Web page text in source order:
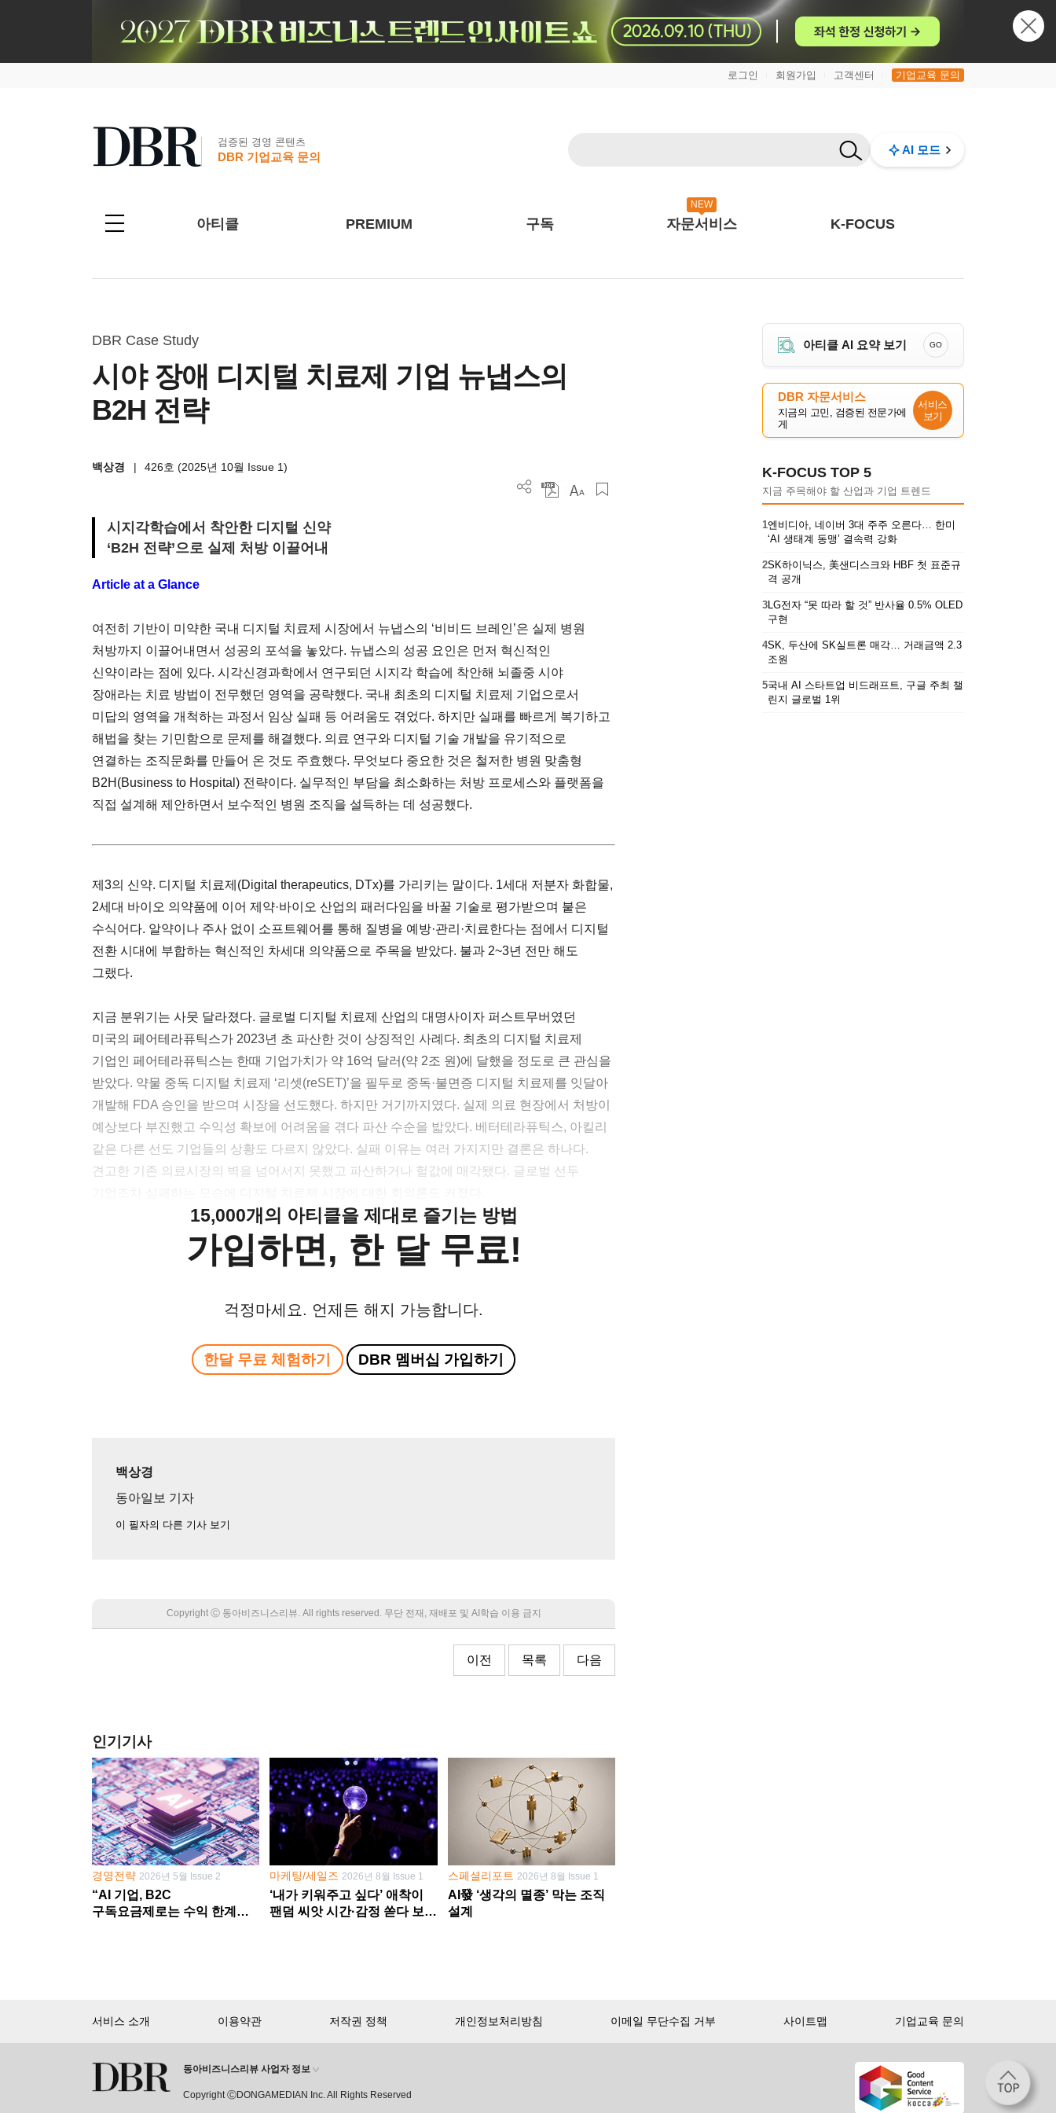
로그인 회원가입 고객센터 기업교육 문의
검증된 경영 콘텐츠
DBR 기업교육 문의
AI 모드
아티클 PREMIUM 구독
NEW
자문서비스 K-FOCUS
DBR Case Study
시야 장애 디지털 치료제 기업 뉴냅스의
B2H 전략
백상경 | 426호 (2025년 10월 Issue 1)
시지각학습에서 착안한 디지털 신약
‘B2H 전략’으로 실제 처방 이끌어내
Article at a Glance
여전히 기반이 미약한 국내 디지털 치료제 시장에서 뉴냅스의 ‘비비드 브레인’은 실제 병원
처방까지 이끌어내면서 성공의 포석을 놓았다. 뉴냅스의 성공 요인은 먼저 혁신적인
신약이라는 점에 있다. 시각신경과학에서 연구되던 시지각 학습에 착안해 뇌졸중 시야
장애라는 치료 방법이 전무했던 영역을 공략했다. 국내 최초의 디지털 치료제 기업으로서
미답의 영역을 개척하는 과정서 임상 실패 등 어려움도 겪었다. 하지만 실패를 빠르게 복기하고
해법을 찾는 기민함으로 문제를 해결했다. 의료 연구와 디지털 기술 개발을 유기적으로
연결하는 조직문화를 만들어 온 것도 주효했다. 무엇보다 중요한 것은 철저한 병원 맞춤형
B2H(Business to Hospital) 전략이다. 실무적인 부담을 최소화하는 처방 프로세스와 플랫폼을
직접 설계해 제안하면서 보수적인 병원 조직을 설득하는 데 성공했다.
제3의 신약. 디지털 치료제(Digital therapeutics, DTx)를 가리키는 말이다. 1세대 저분자 화합물,
2세대 바이오 의약품에 이어 제약·바이오 산업의 패러다임을 바꿀 기술로 평가받으며 붙은
수식어다. 알약이나 주사 없이 소프트웨어를 통해 질병을 예방·관리·치료한다는 점에서 디지털
전환 시대에 부합하는 혁신적인 차세대 의약품으로 주목을 받았다. 불과 2~3년 전만 해도
그랬다.
지금 분위기는 사뭇 달라졌다. 글로벌 디지털 치료제 산업의 대명사이자 퍼스트무버였던
미국의 페어테라퓨틱스가 2023년 초 파산한 것이 상징적인 사례다. 최초의 디지털 치료제
기업인 페어테라퓨틱스는 한때 기업가치가 약 16억 달러(약 2조 원)에 달했을 정도로 큰 관심을
받았다. 약물 중독 디지털 치료제 ‘리셋(reSET)’을 필두로 중독·불면증 디지털 치료제를 잇달아
개발해 FDA 승인을 받으며 시장을 선도했다. 하지만 거기까지였다. 실제 의료 현장에서 처방이
예상보다 부진했고 수익성 확보에 어려움을 겪다 파산 수순을 밟았다. 베터테라퓨틱스, 아킬리
같은 다른 선도 기업들의 상황도 다르지 않았다. 실패 이유는 여러 가지지만 결론은 하나다.
견고한 기존 의료시장의 벽을 넘어서지 못했고 파산하거나 헐값에 매각됐다. 글로벌 선두
15,000개의 아티클을 제대로 즐기는 방법
가입하면, 한 달 무료!
걱정마세요. 언제든 해지 가능합니다.
한달 무료 체험하기 DBR 멤버십 가입하기
백상경
동아일보 기자
이 필자의 다른 기사 보기
Copyright Ⓒ 동아비즈니스리뷰. All rights reserved. 무단 전재, 재배포 및 AI학습 이용 금지
이전 목록 다음
인기기사
경영전략 2026년 5월 Issue 2
“AI 기업, B2C
구독요금제로는 수익 한계
마케팅/세일즈 2026년 8월 Issue 1
‘내가 키워주고 싶다’ 애착이
팬덤 씨앗 시간·감정 쏟다 보면
스페셜리포트 2026년 8월 Issue 1
AI發 ‘생각의 멸종’ 막는 조직
설계
아티클 AI 요약 보기 GO
DBR 자문서비스
지금의 고민, 검증된 전문가에
게
서비스
보기
K-FOCUS TOP 5
지금 주목해야 할 산업과 기업 트렌드
1엔비디아, 네이버 3대 주주 오른다… 한미
‘AI 생태계 동맹’ 결속력 강화
2SK하이닉스, 美샌디스크와 HBF 첫 표준규
격 공개
3LG전자 “못 따라 할 것” 반사율 0.5% OLED
구현
4SK, 두산에 SK실트론 매각… 거래금액 2.3
조원
5국내 AI 스타트업 비드래프트, 구글 주최 챌
린지 글로벌 1위
회원 가입만 해도, DBR 월정액 서비스 첫 달 무료!
첫 달 무제한 이용
서비스 소개 이용약관 저작권 정책 개인정보처리방침 이메일 무단수집 거부 사이트맵 기업교육 문의
동아비즈니스리뷰 사업자 정보
Copyright ⒸDONGAMEDIAN Inc. All Rights Reserved